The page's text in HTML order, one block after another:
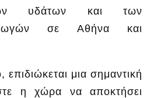
υδάτων και των
σε Αθήνα και
μια σημαντική
η χώρα να αποκτήσει